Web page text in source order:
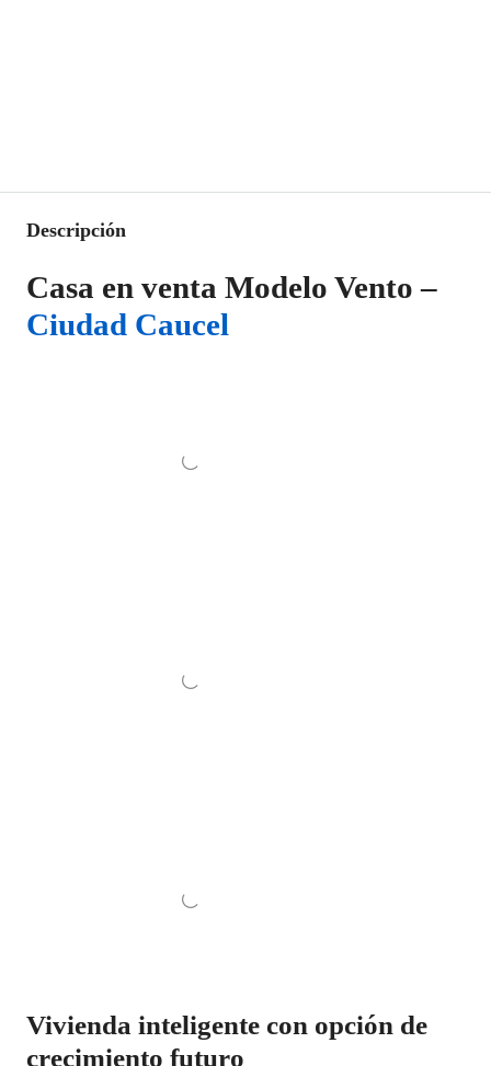
Descripción
Casa en venta Modelo Vento –
Ciudad Caucel
Vivienda inteligente con opción de
crecimiento futuro